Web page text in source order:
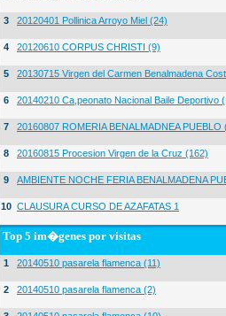
3 20120401 Pollinica Arroyo Miel (24)
4 20120610 CORPUS CHRISTI (9)
5 20130715 Virgen del Carmen Benalmadena
6 20140210 Ca,peonato Nacional Baile Deportivo
7 20160807 ROMERIA BENALMADNEA PUEBLO
8 20160815 Procesion Virgen de la Cruz (162)
9 AMBIENTE NOCHE FERIA BENALMADENA
10 CLAUSURA CURSO DE AZAFATAS 1
Top 5 im�genes por visitas
1 20140510 pasarela flamenca (11)
2 20140510 pasarela flamenca (2)